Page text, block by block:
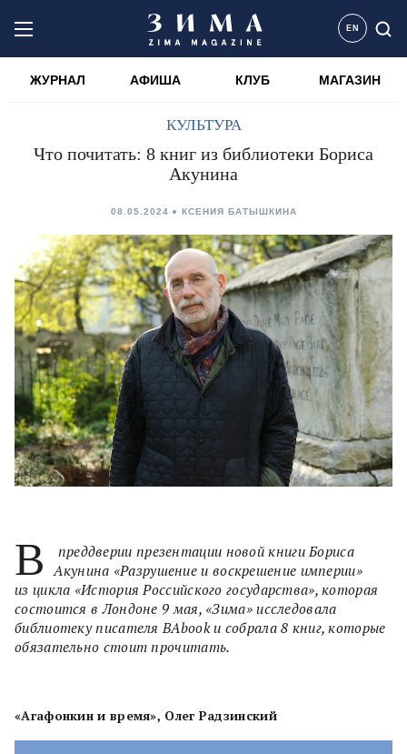
EN
ЖУРНАЛ АФИША КЛУБ МАГАЗИН
КУЛЬТУРА
Что почитать: 8 книг из библиотеки Бориса
Акунина
08.05.2024 КСЕНИЯ БАТЫШКИНА
В
преддверии презентации новой книги Бориса
Акунина «Разрушение и воскрешение империи»
из цикла «История Российского государства», которая
состоится в Лондоне 9 мая, «Зима» исследовала
библиотеку писателя BAbook и собрала 8 книг, которые
обязательно стоит прочитать.
«Агафонкин и время», Олег Радзинский